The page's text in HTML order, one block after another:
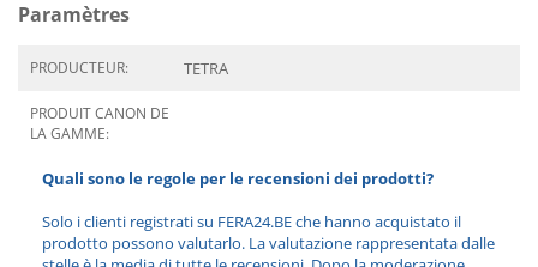
Paramètres
PRODUCTEUR: TETRA
PRODUIT CANON DE
LA GAMME:
Quali sono le regole per le recensioni dei prodotti?
Solo i clienti registrati su FERA24.BE che hanno acquistato il
prodotto possono valutarlo. La valutazione rappresentata dalle